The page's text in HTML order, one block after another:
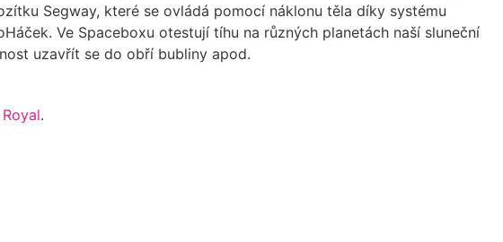
Segway, které se ovládá pomocí náklonu těla díky systému
Ve Spaceboxu otestují tíhu na různých planetách naší sluneční
uzavřít se do obří bubliny apod.
.